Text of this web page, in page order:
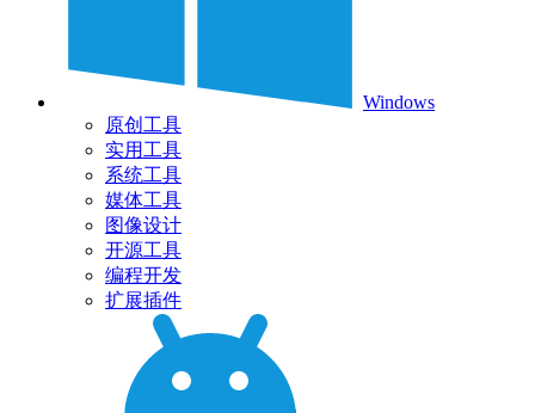
Windows
原创工具
实用工具
系统工具
媒体工具
图像设计
开源工具
编程开发
扩展插件